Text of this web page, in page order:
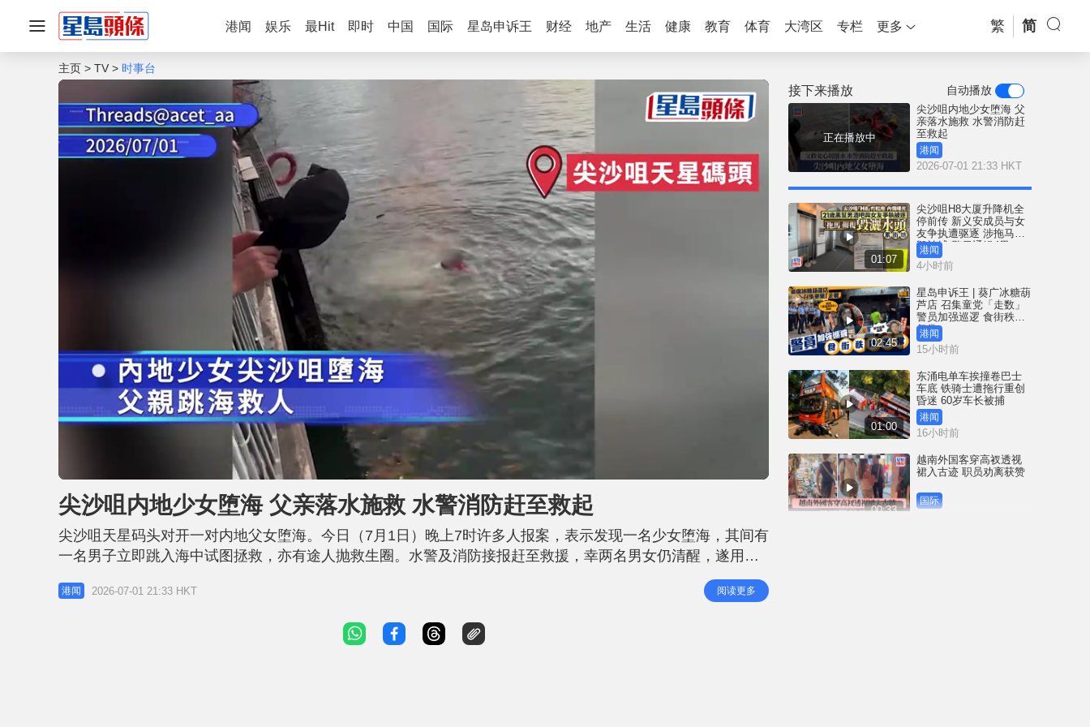
港闻 娱乐 最Hit 即时 中国 国际 星岛申诉王 财经 地产 生活 健康 教育 体育 大湾区 专栏 更多 繁 简
主页 TV 时事台
n
u
e
o
e
d
:
3
.
1
2
尖沙咀内地少女堕海 父亲落水施救 水警消防赶至救起
尖沙咀天星码头对开一对内地父女堕海。今日（7月1日）晚上7时许多人报案，表示发现一名少女堕海，其间有
一名男子立即跳入海中试图拯救，亦有途人抛救生圈。水警及消防接报赶至救援，幸两名男女仍清醒，遂用绳
索将他们带回岸上治理。 据悉，事件中两人为父女关系，分别38及14岁，持双程证来港。他们手脚擦损，被送
往广华医院治理。事发原因仍在调查。
港闻 2026-07-01 21:33 HKT 阅读更多
接下来播放 自动播放
正在播放中
尖沙咀内地少女堕海 父
亲落水施救 水警消防赶
至救起
港闻
2026-07-01 21:33 HKT
01:07
尖沙咀H8大厦升降机全
停前传 新义安成员与女
友争执遭驱逐 涉拖马刑
毁被捕 警另通缉4男
港闻
4小时前
02:45
星岛申诉王 | 葵广冰糖葫
芦店 召集童党「走数」
警员加强巡逻 食街秩序
复常
港闻
15小时前
01:00
东涌电单车挨撞卷巴士
车底 铁骑士遭拖行重创
昏迷 60岁车长被捕
港闻
16小时前
00:33
越南外国客穿高衩透视
裙入古迹 职员劝离获赞
国际